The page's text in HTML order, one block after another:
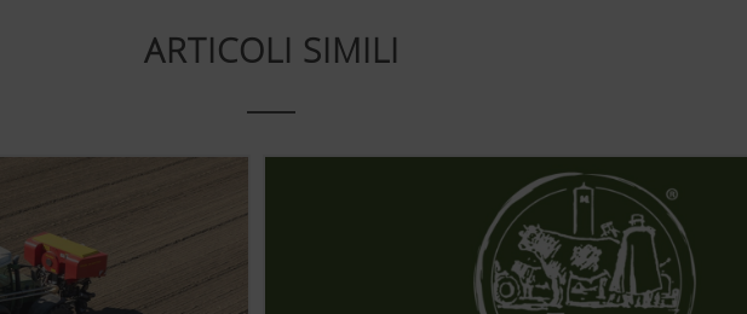
Memorizza se il banner al "Consenso ai Cookie" è stato accettato.
(anche cookies), che misurano ed elaborano in modo anonimo quali contenuti del
Durata
Analisi dell'uso di questa pagina, vedi sotto. 6 Mesi
ARTICOLI SIMILI